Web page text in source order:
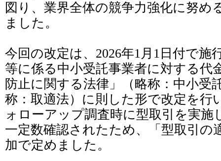
図り、業界全体の競争力強化に努め
ました。
今回の改定は、2026年1月1日付で施
等に係る中小受託事業者に対する代
防止に関する法律」（略称：中小受
称：取適法）に則した形で改定を行
ォローアップ調査時に型取引を実施
一定数確認されたため、「型取引の
加で定めました。